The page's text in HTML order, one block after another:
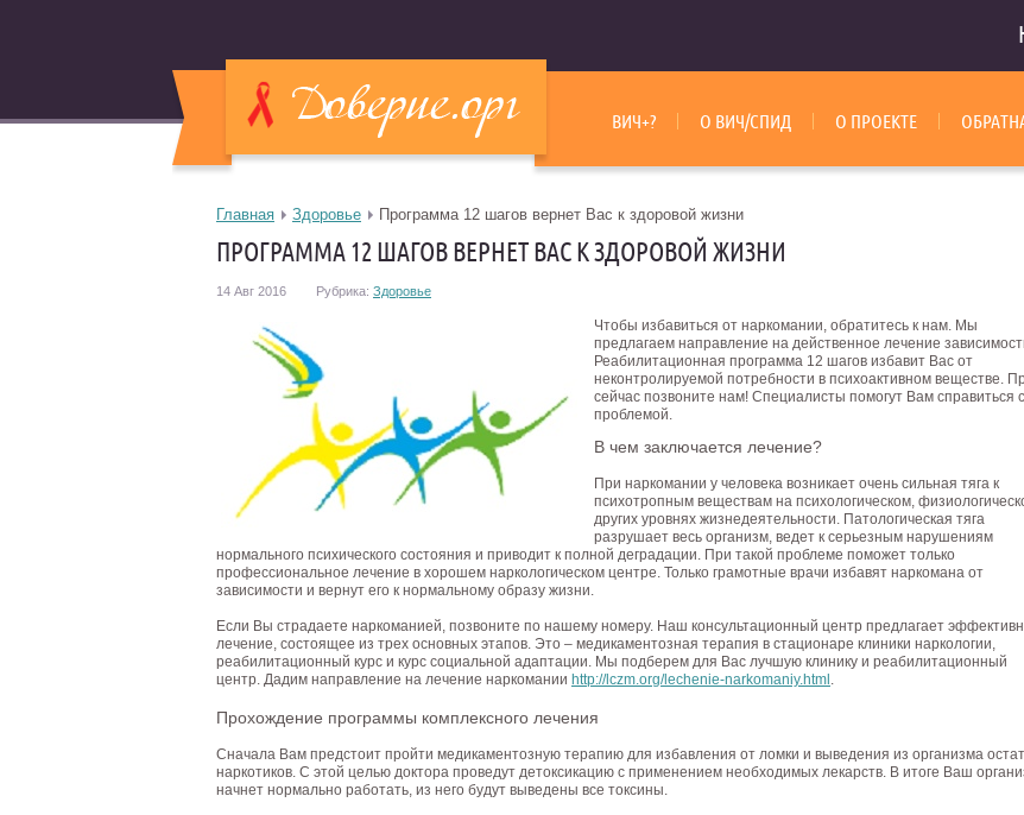
ВИЧ+? О ВИЧ/СПИД О ПРОЕКТЕ
Главная Здоровье Программа 12 шагов вернет Вас к здоровой жизни
ПРОГРАММА 12 ШАГОВ ВЕРНЕТ ВАС К ЗДОРОВОЙ ЖИЗНИ
14 Авг 2016 Рубрика: Здоровье
Чтобы избавиться от наркомании, обратитесь к нам. Мы
предлагаем направление на действенное лечение
Реабилитационная программа 12 шагов избавит Вас от
неконтролируемой потребности в психоактивном веществе.
сейчас позвоните нам! Специалисты помогут Вам справиться с
проблемой.
В чем заключается лечение?
При наркомании у человека возникает очень сильная тяга к
психотропным веществам на психологическом,
других уровнях жизнедеятельности. Патологическая тяга
разрушает весь организм, ведет к серьезным нарушениям
нормального психического состояния и приводит к полной деградации. При такой проблеме поможет только
профессиональное лечение в хорошем наркологическом центре. Только грамотные врачи избавят наркомана от
зависимости и вернут его к нормальному образу жизни.
Если Вы страдаете наркоманией, позвоните по нашему номеру. Наш консультационный центр предлагает
лечение, состоящее из трех основных этапов. Это – медикаментозная терапия в стационаре клиники наркологии,
реабилитационный курс и курс социальной адаптации. Мы подберем для Вас лучшую клинику и реабилитационный
центр. Дадим направление на лечение наркомании http://lczm.org/lechenie-narkomaniy.html .
Прохождение программы комплексного лечения
Сначала Вам предстоит пройти медикаментозную терапию для избавления от ломки и выведения из организма
наркотиков. С этой целью доктора проведут детоксикацию с применением необходимых лекарств. В итоге Ваш
начнет нормально работать, из него будут выведены все токсины.